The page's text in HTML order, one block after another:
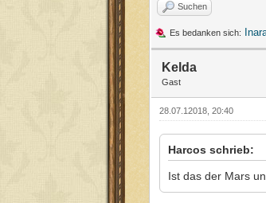
Suchen
Es bedanken sich:
Kelda
Gast
28.07.12018, 20:40
Harcos schrieb:
Ist das der Mars